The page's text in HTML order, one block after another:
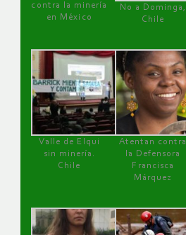
contra la minería
en México
No a Dominga,
Chile
Valle de Elqui
sin minería.
Chile
Atentan contra
la Defensora
Francisca
Márquez